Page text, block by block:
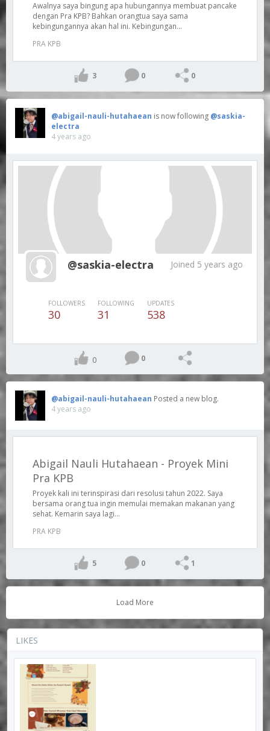
Awalnya saya bingung apa hubungannya membuat pancake
dengan Pra KPB? Bahkan orangtua saya sama
kebingungannya akan hal ini. Kebingungan...
PRA KPB
3 0 0
@abigail-nauli-hutahaean is now following @saskia-
electra
4 years ago
@saskia-electra Joined 5 years ago
FOLLOWERS
30
FOLLOWING
31
UPDATES
538
0 0
@abigail-nauli-hutahaean Posted a new blog.
4 years ago
Abigail Nauli Hutahaean - Proyek Mini
Pra KPB
Proyek kali ini terinspirasi dari resolusi tahun 2022. Saya
bersama orang tua ingin memulai memakan makanan yang
sehat. Kemarin saya lagi...
PRA KPB
5 0 1
Load More
LIKES